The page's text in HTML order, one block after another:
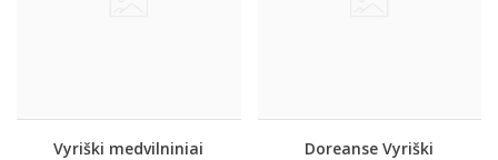
Vyriški medvilniniai
Doreanse Vyriški